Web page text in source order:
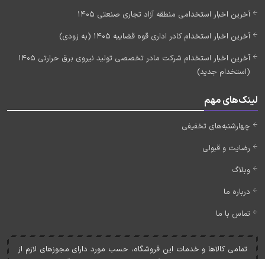
آخرین اخبار استخدامی منطقه آزاد تجاری صنعتی 1405
آخرین اخبار استخدام کادر اداری قوه قضاییه 1405 (به زودی)
آخرین اخبار استخدام شرکت مادر تخصصی تولید نیروی برق حرارتی 1405
(استخدام جدید)
لینک‌های مهم
چهارشنبه‌های تخفیفی
رضایت و قبولی
وبلاگ
درباره ما
تماس با ما
تمامی کالاها و خدمات اين فروشگاه، حسب مورد دارای مجوزهای لازم از